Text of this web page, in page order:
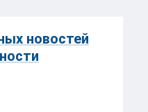
новостей